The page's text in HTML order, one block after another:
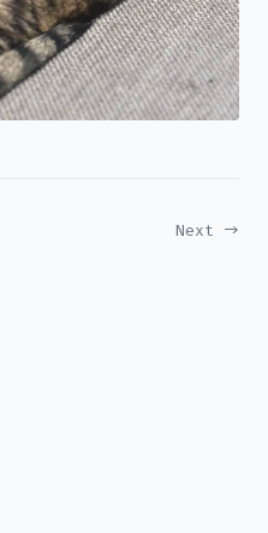
Next →